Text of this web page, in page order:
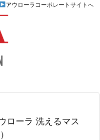
アウローラコーポレートサイトへ
ローラ 洗えるマス